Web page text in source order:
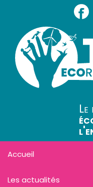
Accueil
Les actualités